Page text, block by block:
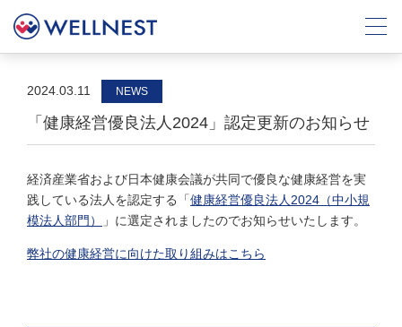
2024.03.11 NEWS
「健康経営優良法人2024」認定更新のお知らせ
経済産業省および日本健康会議が共同で優良な健康経営を実
践している法人を認定する「健康経営優良法人2024（中小規
模法人部門）
」に選定されましたのでお知らせいたします。
弊社の健康経営に向けた取り組みはこちら